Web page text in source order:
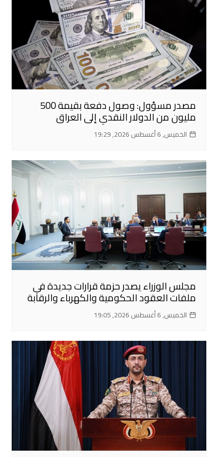
مصدر مسؤول: وصول دفعة بقيمة 500
مليون من الدولار النقدي إلى العراق
الخميس, 6 أغسطس 2026, 19:29
مجلس الوزراء يصدر حزمة قرارات جديدة في
ملفات العقود الحكومية والكهرباء والرقابة
الخميس, 6 أغسطس 2026, 19:05